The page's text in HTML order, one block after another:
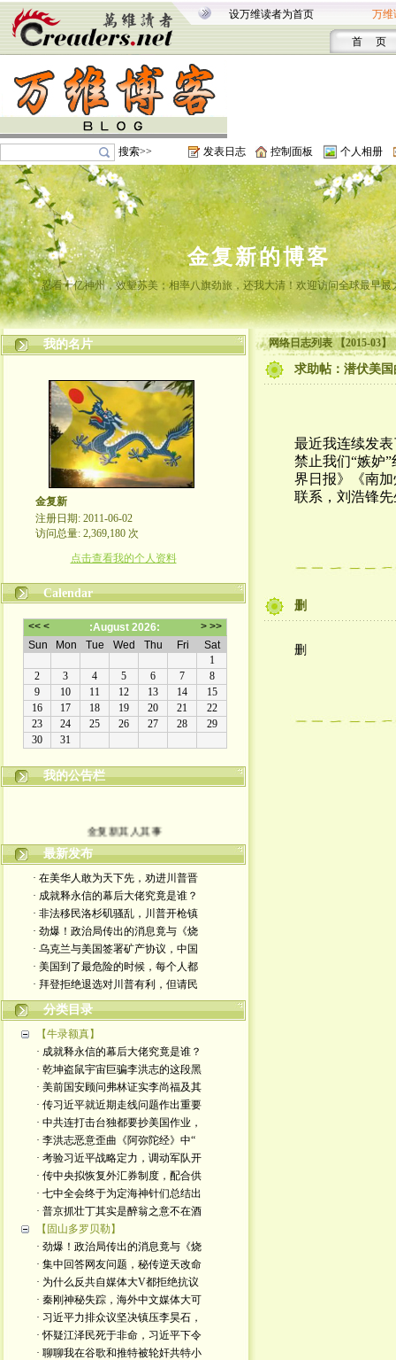
设万维读者为首页 万维
首 页
搜索>> 发表日志 控制面板 个人相册
金复新的博客
忍看十亿神州，效颦苏美；相率八旗劲旅，还我大清！欢迎访问全球最早最
我的名片
金复新
注册日期: 2011-06-02
访问总量: 2,369,180 次
点击查看我的个人资料
Calendar
我的公告栏
金复新其人其事
最新发布
· 在美华人敢为天下先，劝进川普晋
· 成就释永信的幕后大佬究竟是谁？
· 非法移民洛杉矶骚乱，川普开枪镇
· 劲爆！政治局传出的消息竟与《烧
· 乌克兰与美国签署矿产协议，中国
· 美国到了最危险的时候，每个人都
· 拜登拒绝退选对川普有利，但请民
分类目录
【牛录额真】
· 成就释永信的幕后大佬究竟是谁？
· 乾坤盗鼠宇宙巨骗李洪志的这段黑
· 美前国安顾问弗林证实李尚福及其
· 传习近平就近期走线问题作出重要
· 中共连打击台独都要抄美国作业，
· 李洪志恶意歪曲《阿弥陀经》中“
· 考验习近平战略定力，调动军队开
· 传中央拟恢复外汇券制度，配合供
· 七中全会终于为定海神针们总结出
· 普京抓壮丁其实是醉翁之意不在酒
【固山多罗贝勒】
· 劲爆！政治局传出的消息竟与《烧
· 集中回答网友问题，秘传逆天改命
· 为什么反共自媒体大V都拒绝抗议
· 秦刚神秘失踪，海外中文媒体大可
· 习近平力排众议坚决镇压李昊石，
· 怀疑江泽民死于非命，习近平下令
· 聊聊我在谷歌和推特被轮奸共特小
网络日志列表 【2015-03】
求助帖：潜伏美
最近我连续发
禁止我们“嫉妒
界日报》《南
联系，刘浩锋
删
删